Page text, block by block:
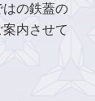
はの鉄蓋の
内させて